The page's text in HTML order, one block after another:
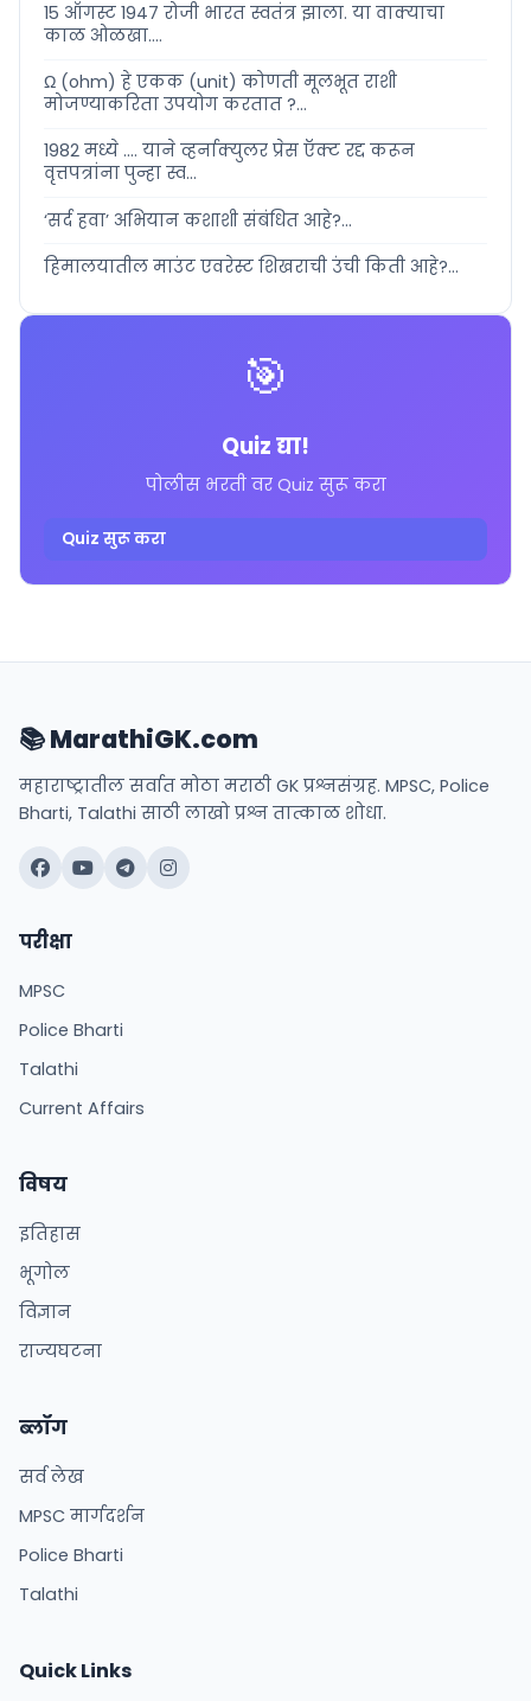
15 ऑगस्ट 1947 रोजी भारत स्वतंत्र झाला. या वाक्याचा
काळ ओळखा....
Ω (ohm) हे एकक (unit) कोणती मूलभूत राशी
मोजण्याकरिता उपयोग करतात ?...
1982 मध्ये .... याने व्हर्नाक्युलर प्रेस ऍक्ट रद्द करून
वृत्तपत्रांना पुन्हा स्व...
‘सर्द हवा’ अभियान कशाशी संबंधित आहे?...
हिमालयातील माउंट एवरेस्ट शिखराची उंची किती आहे?...
🎯
Quiz द्या!
पोलीस भरती वर Quiz सुरू करा
Quiz सुरू करा
📚 MarathiGK.com
महाराष्ट्रातील सर्वात मोठा मराठी GK प्रश्नसंग्रह. MPSC, Police
Bharti, Talathi साठी लाखो प्रश्न तात्काळ शोधा.
परीक्षा
MPSC
Police Bharti
Talathi
Current Affairs
विषय
इतिहास
भूगोल
विज्ञान
राज्यघटना
ब्लॉग
सर्व लेख
MPSC मार्गदर्शन
Police Bharti
Talathi
Quick Links